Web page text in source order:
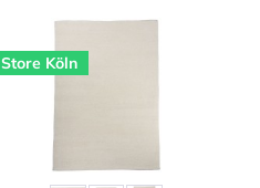
Store Köln